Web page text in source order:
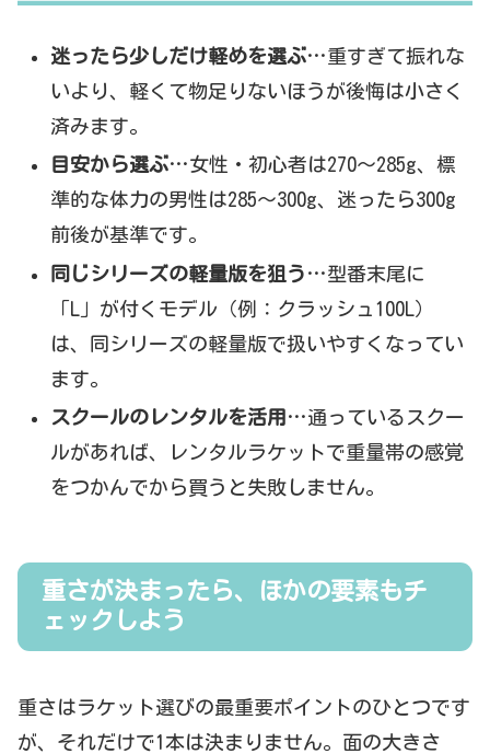
迷ったら少しだけ軽めを選ぶ…重すぎて振れな
いより、軽くて物足りないほうが後悔は小さく
済みます。
目安から選ぶ…女性・初心者は270〜285g、標
準的な体力の男性は285〜300g、迷ったら300g
前後が基準です。
同じシリーズの軽量版を狙う …型番末尾に
「L」が付くモデル（例：クラッシュ100L）
は、同シリーズの軽量版で扱いやすくなってい
ます。
スクールのレンタルを活用 …通っているスクー
ルがあれば、レンタルラケットで重量帯の感覚
をつかんでから買うと失敗しません。
重さが決まったら、ほかの要素もチ
ェックしよう
重さはラケット選びの最重要ポイントのひとつです
が、それだけで1本は決まりません。面の大きさ